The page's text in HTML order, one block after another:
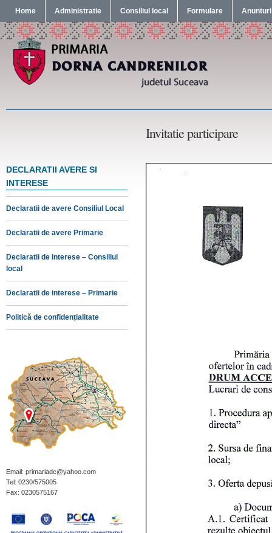
Home Administratie Consiliul local Formulare Anunturi
Invitatie participare
DECLARATII AVERE SI
INTERESE
Declaratii de avere Consiliul Local
Declaratii de avere Primarie
Declaratii de interese – Consiliul
local
Declaratii de interese – Primarie
Politică de confidențialitate
Email: primariadc@yahoo.com
Tel: 0230/575005
Fax: 0230575167